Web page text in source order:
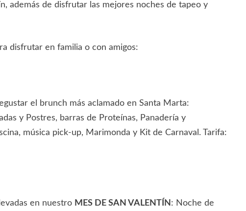
además de disfrutar las mejores noches de tapeo y
disfrutar en familia o con amigos:
el brunch más aclamado en Santa Marta:
y Postres, barras de Proteínas, Panadería y
música pick-up, Marimonda y Kit de Carnaval. Tarifa:
en nuestro MES DE SAN VALENTÍN : Noche de